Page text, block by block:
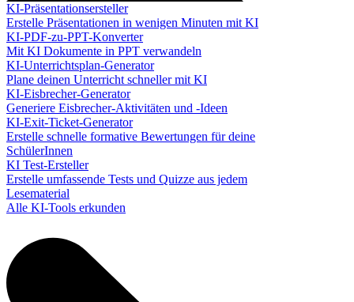
KI-Präsentationsersteller
Erstelle Präsentationen in wenigen Minuten mit KI
KI-PDF-zu-PPT-Konverter
Mit KI Dokumente in PPT verwandeln
KI-Unterrichtsplan-Generator
Plane deinen Unterricht schneller mit KI
KI-Eisbrecher-Generator
Generiere Eisbrecher-Aktivitäten und -Ideen
KI-Exit-Ticket-Generator
Erstelle schnelle formative Bewertungen für deine
SchülerInnen
KI Test-Ersteller
Erstelle umfassende Tests und Quizze aus jedem
Lesematerial
Alle KI-Tools erkunden